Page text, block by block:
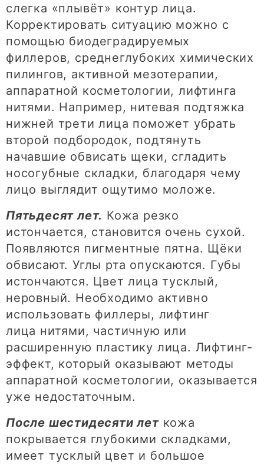
слегка «плывёт» контур лица.
Корректировать ситуацию можно с
помощью биодеградируемых
филлеров, среднеглубоких химических
пилингов, активной мезотерапии,
аппаратной косметологии, лифтинга
нитями. Например, нитевая подтяжка
нижней трети лица поможет убрать
второй подбородок, подтянуть
начавшие обвисать щеки, сгладить
носогубные складки, благодаря чему
лицо выглядит ощутимо моложе.
Пятьдесят лет. Кожа резко
истончается, становится очень сухой.
Появляются пигментные пятна. Щёки
обвисают. Углы рта опускаются. Губы
истончаются. Цвет лица тусклый,
неровный. Необходимо активно
использовать филлеры, лифтинг
лица нитями, частичную или
расширенную пластику лица. Лифтинг-
эффект, который оказывают методы
аппаратной косметологии, оказывается
уже недостаточным.
После шестидесяти леткожа
покрывается глубокими складками,
имеет тусклый цвет и большое